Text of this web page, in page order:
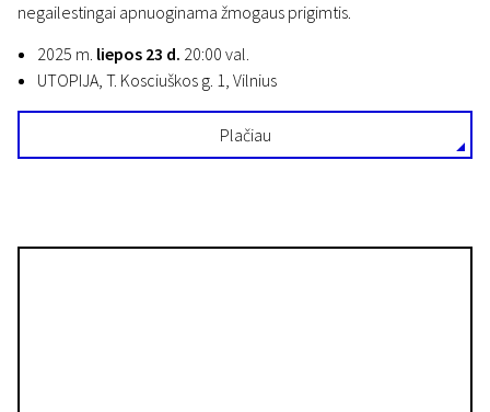
negailestingai apnuoginama žmogaus prigimtis.
2025 m. liepos 23 d. 20:00 val.
UTOPIJA, T. Kosciuškos g. 1, Vilnius
Plačiau